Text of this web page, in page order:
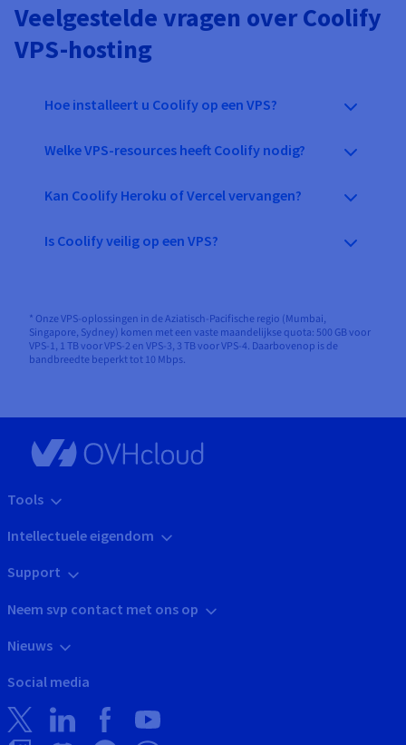
Veelgestelde vragen over Coolify
VPS-hosting
Hoe installeert u Coolify op een VPS?
Welke VPS-resources heeft Coolify nodig?
Kan Coolify Heroku of Vercel vervangen?
Is Coolify veilig op een VPS?
* Onze VPS-oplossingen in de Aziatisch-Pacifische regio (Mumbai,
Singapore, Sydney) komen met een vaste maandelijkse quota: 500 GB voor
VPS-1, 1 TB voor VPS-2 en VPS-3, 3 TB voor VPS-4. Daarbovenop is de
bandbreedte beperkt tot 10 Mbps.
Tools
Intellectuele eigendom
Support
Neem svp contact met ons op
Nieuws
Social media